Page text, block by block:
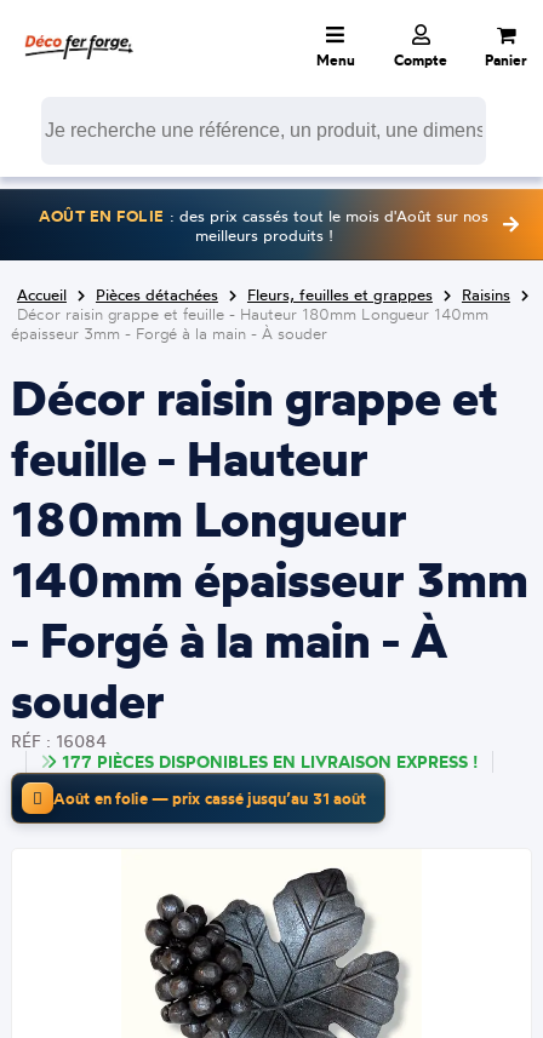
Menu Compte Panier
AOÛT EN FOLIE : des prix cassés tout le mois d'Août sur nos
meilleurs produits !
Accueil Pièces détachées Fleurs, feuilles et grappes
Raisins
Décor raisin grappe et feuille - Hauteur 180mm Longueur 140mm
épaisseur 3mm - Forgé à la main - À souder
Décor raisin grappe et
feuille - Hauteur
180mm Longueur
140mm épaisseur 3mm
- Forgé à la main - À
souder
RÉF : 16084
177 PIÈCES DISPONIBLES EN LIVRAISON EXPRESS !
Août en folie — prix cassé jusqu’au 31 août